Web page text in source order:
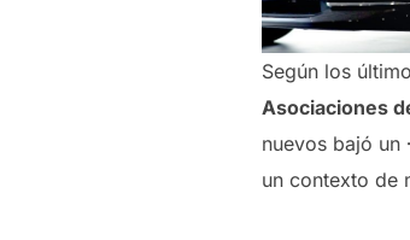
Según los
Asociaciones
nuevos bajó un
un contexto de